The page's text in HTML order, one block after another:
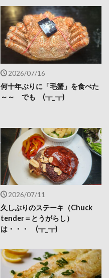
2026/07/16
何十年ぶりに「毛蟹」を食べた
～～ でも (┰_┰)
2026/07/11
久しぶりのステーキ（Chuck
tender＝とうがらし）
は・・・ (┰_┰)